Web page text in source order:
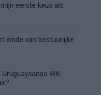
eerste keus als
einde van bestuurlijke
WK-